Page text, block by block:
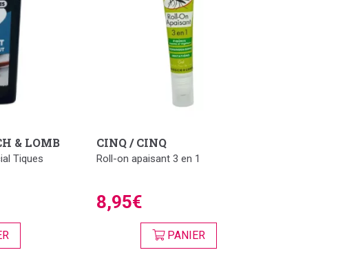
& LOMB
Tiques
CINQ / CINQ
Roll-on apaisant 3 en 1
8,95€
PANIER